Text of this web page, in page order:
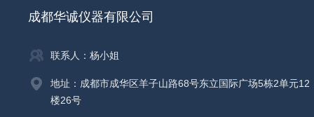
成都华诚仪器有限公司
联系人：杨小姐
地址：成都市成华区羊子山路68号东立国际广场5栋2单元12
楼26号